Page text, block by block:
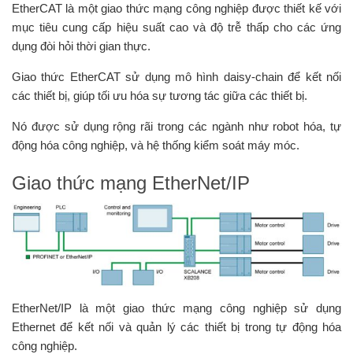
EtherCAT là một giao thức mạng công nghiệp được thiết kế với
mục tiêu cung cấp hiệu suất cao và độ trễ thấp cho các ứng
dụng đòi hỏi thời gian thực.
Giao thức EtherCAT sử dụng mô hình daisy-chain để kết nối
các thiết bị, giúp tối ưu hóa sự tương tác giữa các thiết bị.
Nó được sử dụng rộng rãi trong các ngành như robot hóa, tự
động hóa công nghiệp, và hệ thống kiểm soát máy móc.
Giao thức mạng EtherNet/IP
EtherNet/IP là một giao thức mạng công nghiệp sử dụng
Ethernet để kết nối và quản lý các thiết bị trong tự động hóa
công nghiệp.